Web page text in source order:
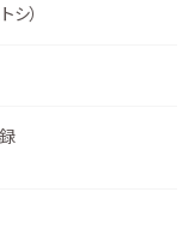
シ）